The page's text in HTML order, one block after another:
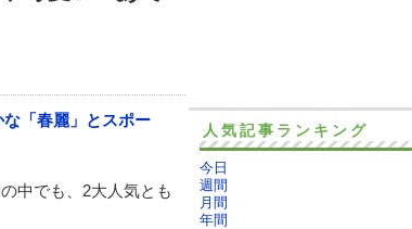
中でも、2大人気とも
人気記事ランキング
今日
週間
月間
年間